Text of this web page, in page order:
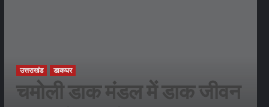
उत्तराखंड डाकघर
चमोली डाक मंडल में डाक जीवन